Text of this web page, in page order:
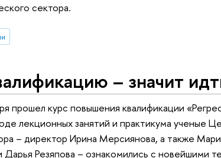
сектора.
– значит
прошел курс повышения квалификации
лекционных занятий и практикума ученые
– директор Ирина Мерсиянова, а также
Дарья Резяпова – ознакомились с новейшими